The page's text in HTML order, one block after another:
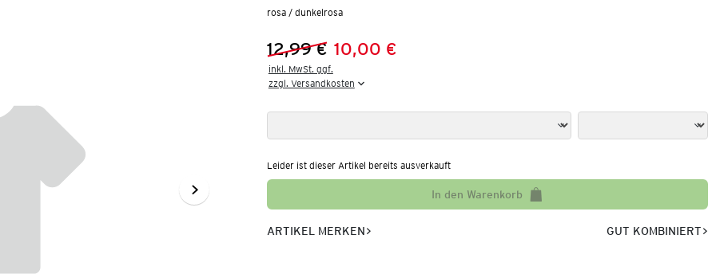
rosa / dunkelrosa
Vorheriger Preis:
12,99 €
Neuer Preis:10,00 €
inkl. MwSt. ggf.
zzgl. Versandkosten
Leider ist dieser Artikel bereits ausverkauft
In den Warenkorb
ARTIKEL MERKEN GUT KOMBINIERT